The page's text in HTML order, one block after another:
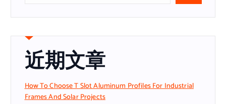
近期文章
How To Choose T Slot Aluminum Profiles For Industrial
Frames And Solar Projects